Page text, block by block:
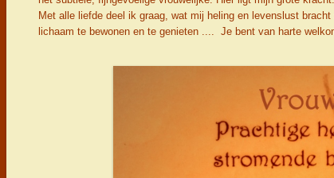
Met alle liefde deel ik graag, wat mij heling en levenslust
lichaam te bewonen en te genieten .... Je bent van harte